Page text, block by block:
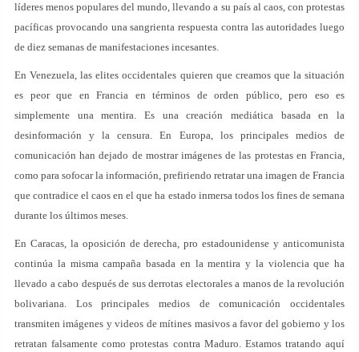
líderes menos populares del mundo, llevando a su país al caos, con protestas
pacíficas provocando una sangrienta respuesta contra las autoridades luego
de diez semanas de manifestaciones incesantes.
En Venezuela, las elites occidentales quieren que creamos que la situación
es peor que en Francia en términos de orden público, pero eso es
simplemente una mentira. Es una creación mediática basada en la
desinformación y la censura. En Europa, los principales medios de
comunicación han dejado de mostrar imágenes de las protestas en Francia,
como para sofocar la información, prefiriendo retratar una imagen de Francia
que contradice el caos en el que ha estado inmersa todos los fines de semana
durante los últimos meses.
En Caracas, la oposición de derecha, pro estadounidense y anticomunista
continúa la misma campaña basada en la mentira y la violencia que ha
llevado a cabo después de sus derrotas electorales a manos de la revolución
bolivariana. Los principales medios de comunicación occidentales
transmiten imágenes y videos de mítines masivos a favor del gobierno y los
retratan falsamente como protestas contra Maduro. Estamos tratando aquí